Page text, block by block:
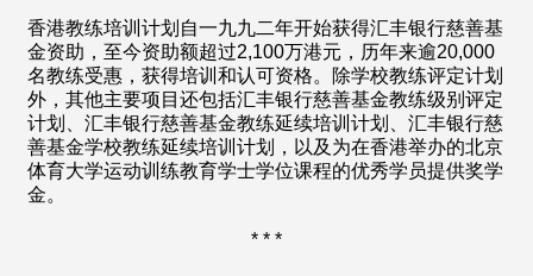
香港教练培训计划自一九九二年开始获得汇丰银行慈善基
金资助，至今资助额超过2,100万港元，历年来逾20,000
名教练受惠，获得培训和认可资格。除学校教练评定计划
外，其他主要项目还包括汇丰银行慈善基金教练级别评定
计划、汇丰银行慈善基金教练延续培训计划、汇丰银行慈
善基金学校教练延续培训计划，以及为在香港举办的北京
体育大学运动训练教育学士学位课程的优秀学员提供奖学
金。
* * *